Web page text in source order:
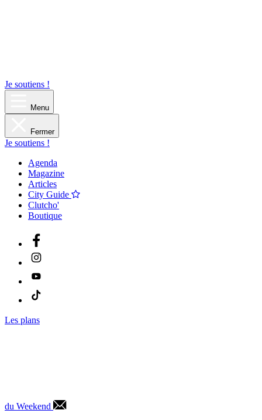
Je soutiens !
Menu
Fermer
Je soutiens !
Agenda
Magazine
Articles
City Guide
Clutcho'
Boutique
Les plans
du Weekend